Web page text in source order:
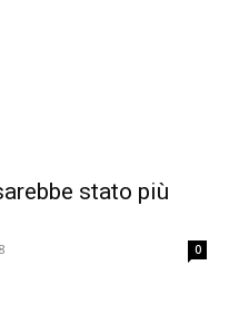
stato più
0